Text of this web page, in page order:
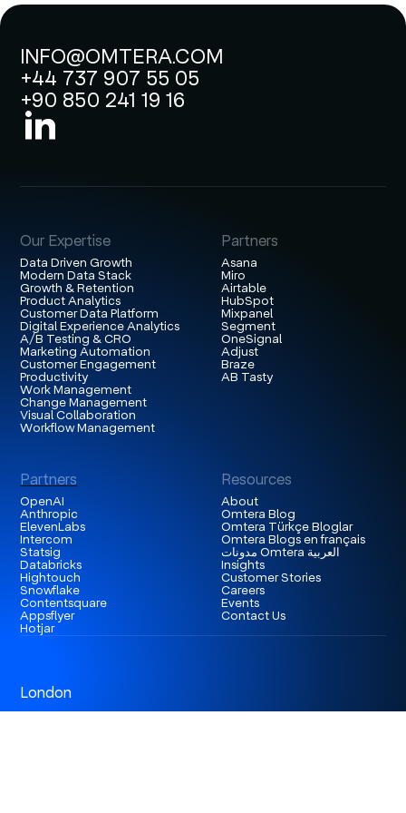
INFO@OMTERA.COM
+44 737 907 55 05
+90 850 241 19 16
Our Expertise
Data Driven Growth
Modern Data Stack
Growth & Retention
Product Analytics
Customer Data Platform
Digital Experience Analytics
A/B Testing & CRO
Marketing Automation
Customer Engagement
Productivity
Work Management
Change Management
Visual Collaboration
Workflow Management
Partners
Asana
Miro
Airtable
HubSpot
Mixpanel
Segment
OneSignal
Adjust
Braze
AB Tasty
Partners
OpenAI
Anthropic
ElevenLabs
Intercom
Statsig
Databricks
Hightouch
Snowflake
Contentsquare
Appsflyer
Hotjar
Resources
About
Omtera Blog
Omtera Türkçe Bloglar
Omtera Blogs en français
مدونات Omtera العربية
Insights
Customer Stories
Careers
Events
Contact Us
London